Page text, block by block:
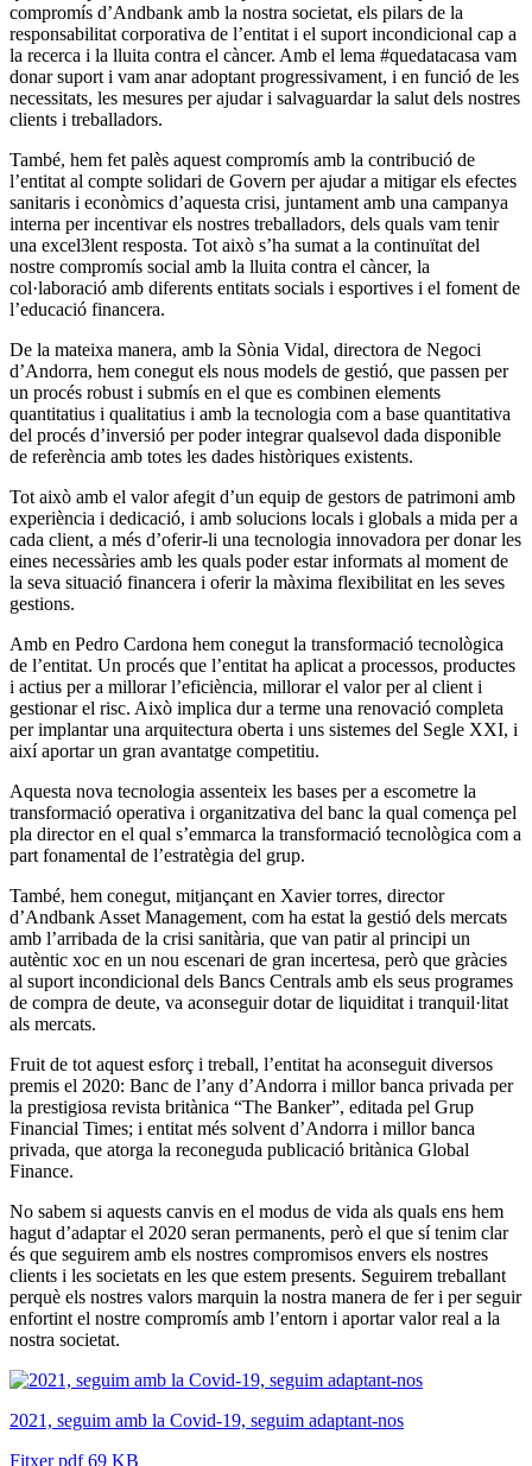
compromís d’Andbank amb la nostra societat, els pilars de la
responsabilitat corporativa de l’entitat i el suport incondicional cap a
la recerca i la lluita contra el càncer. Amb el lema #quedatacasa vam
donar suport i vam anar adoptant progressivament, i en funció de les
necessitats, les mesures per ajudar i salvaguardar la salut dels nostres
clients i treballadors.
També, hem fet palès aquest compromís amb la contribució de
l’entitat al compte solidari de Govern per ajudar a mitigar els efectes
sanitaris i econòmics d’aquesta crisi, juntament amb una campanya
interna per incentivar els nostres treballadors, dels quals vam tenir
una excel3lent resposta. Tot això s’ha sumat a la continuïtat del
nostre compromís social amb la lluita contra el càncer, la
col·laboració amb diferents entitats socials i esportives i el foment de
l’educació financera.
De la mateixa manera, amb la Sònia Vidal, directora de Negoci
d’Andorra, hem conegut els nous models de gestió, que passen per
un procés robust i submís en el que es combinen elements
quantitatius i qualitatius i amb la tecnologia com a base quantitativa
del procés d’inversió per poder integrar qualsevol dada disponible
de referència amb totes les dades històriques existents.
Tot això amb el valor afegit d’un equip de gestors de patrimoni amb
experiència i dedicació, i amb solucions locals i globals a mida per a
cada client, a més d’oferir-li una tecnologia innovadora per donar les
eines necessàries amb les quals poder estar informats al moment de
la seva situació financera i oferir la màxima flexibilitat en les seves
gestions.
Amb en Pedro Cardona hem conegut la transformació tecnològica
de l’entitat. Un procés que l’entitat ha aplicat a processos, productes
i actius per a millorar l’eficiència, millorar el valor per al client i
gestionar el risc. Això implica dur a terme una renovació completa
per implantar una arquitectura oberta i uns sistemes del Segle XXI, i
així aportar un gran avantatge competitiu.
Aquesta nova tecnologia assenteix les bases per a escometre la
transformació operativa i organitzativa del banc la qual comença pel
pla director en el qual s’emmarca la transformació tecnològica com a
part fonamental de l’estratègia del grup.
També, hem conegut, mitjançant en Xavier torres, director
d’Andbank Asset Management, com ha estat la gestió dels mercats
amb l’arribada de la crisi sanitària, que van patir al principi un
autèntic xoc en un nou escenari de gran incertesa, però que gràcies
al suport incondicional dels Bancs Centrals amb els seus programes
de compra de deute, va aconseguir dotar de liquiditat i tranquil·litat
als mercats.
Fruit de tot aquest esforç i treball, l’entitat ha aconseguit diversos
premis el 2020: Banc de l’any d’Andorra i millor banca privada per
la prestigiosa revista britànica “The Banker”, editada pel Grup
Financial Times; i entitat més solvent d’Andorra i millor banca
privada, que atorga la reconeguda publicació britànica Global
Finance.
No sabem si aquests canvis en el modus de vida als quals ens hem
hagut d’adaptar el 2020 seran permanents, però el que sí tenim clar
és que seguirem amb els nostres compromisos envers els nostres
clients i les societats en les que estem presents. Seguirem treballant
perquè els nostres valors marquin la nostra manera de fer i per seguir
enfortint el nostre compromís amb l’entorn i aportar valor real a la
nostra societat.
2021, seguim amb la Covid-19, seguim adaptant-nos
Fitxer pdf 69 KB